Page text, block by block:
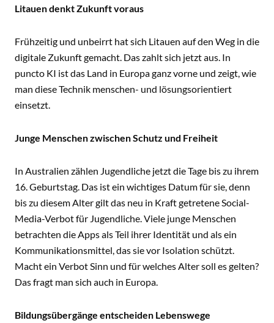
Litauen denkt Zukunft voraus
Frühzeitig und unbeirrt hat sich Litauen auf den Weg in die
digitale Zukunft gemacht. Das zahlt sich jetzt aus. In
puncto KI ist das Land in Europa ganz vorne und zeigt, wie
man diese Technik menschen- und lösungsorientiert
einsetzt.
Junge Menschen zwischen Schutz und Freiheit
In Australien zählen Jugendliche jetzt die Tage bis zu ihrem
16. Geburtstag. Das ist ein wichtiges Datum für sie, denn
bis zu diesem Alter gilt das neu in Kraft getretene Social-
Media-Verbot für Jugendliche. Viele junge Menschen
betrachten die Apps als Teil ihrer Identität und als ein
Kommunikationsmittel, das sie vor Isolation schützt.
Macht ein Verbot Sinn und für welches Alter soll es gelten?
Das fragt man sich auch in Europa.
Bildungsübergänge entscheiden Lebenswege